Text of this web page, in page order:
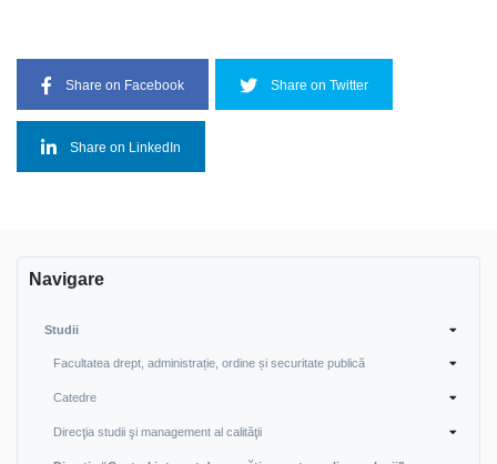
Share on Facebook Share on Twitter
Share on LinkedIn
Navigare
Studii
Facultatea drept, administrație, ordine și securitate publică
Catedre
Direcţia studii şi management al calităţii